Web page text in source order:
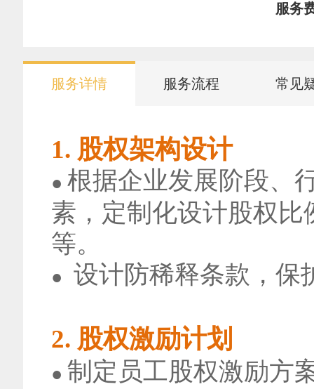
服务
服务详情 服务流程 常见
1. 股权架构设计
● 根据企业发展阶段、
素，定制化设计股权
等。
● 设计防稀释条款，保
2. 股权激励计划
● 制定员工股权激励方